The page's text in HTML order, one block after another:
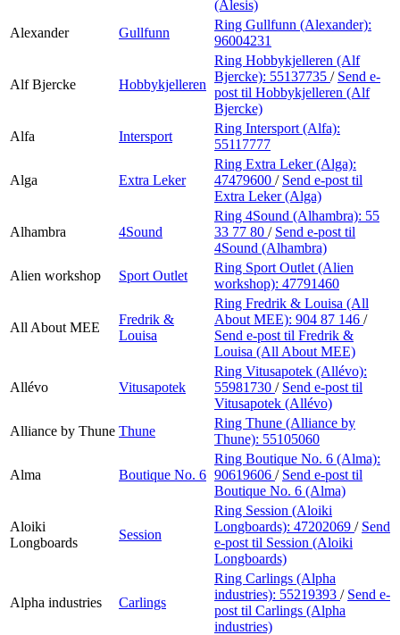
(Alesis)
Alexander
Gullfunn
Ring Gullfunn (Alexander):
96004231
Alf Bjercke Hobbykjelleren
Ring Hobbykjelleren (Alf
Bjercke): 55137735 / Send e-
post til Hobbykjelleren (Alf
Bjercke)
Alfa
Intersport
Ring Intersport (Alfa):
55117777
Alga Extra Leker
Ring Extra Leker (Alga):
47479600 / Send e-post til
Extra Leker (Alga)
Alhambra 4Sound
Ring 4Sound (Alhambra): 55
33 77 80 / Send e-post til
4Sound (Alhambra)
Alien workshop
Sport Outlet
Ring Sport Outlet (Alien
workshop): 47791460
All About MEE
Fredrik &
Louisa
Ring Fredrik & Louisa (All
About MEE): 904 87 146 /
Send e-post til Fredrik &
Louisa (All About MEE)
Allévo Vitusapotek
Ring Vitusapotek (Allévo):
55981730 / Send e-post til
Vitusapotek (Allévo)
Alliance by Thune Thune
Ring Thune (Alliance by
Thune): 55105060
Alma Boutique No. 6
Ring Boutique No. 6 (Alma):
90619606 / Send e-post til
Boutique No. 6 (Alma)
Aloiki
Longboards
Session
Ring Session (Aloiki
Longboards): 47202069 / Send
e-post til Session (Aloiki
Longboards)
Alpha industries Carlings
Ring Carlings (Alpha
industries): 55219393 / Send e-
post til Carlings (Alpha
industries)